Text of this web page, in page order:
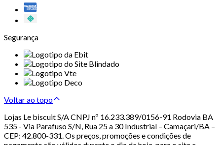
Segurança
Voltar ao topo
Lojas Le biscuit S/A CNPJ nº 16.233.389/0156-91 Rodovia BA
535 - Via Parafuso S/N, Rua 25 a 30 Industrial – Camaçari/BA –
CEP: 42.800-331. Os preços, promoções e condições de